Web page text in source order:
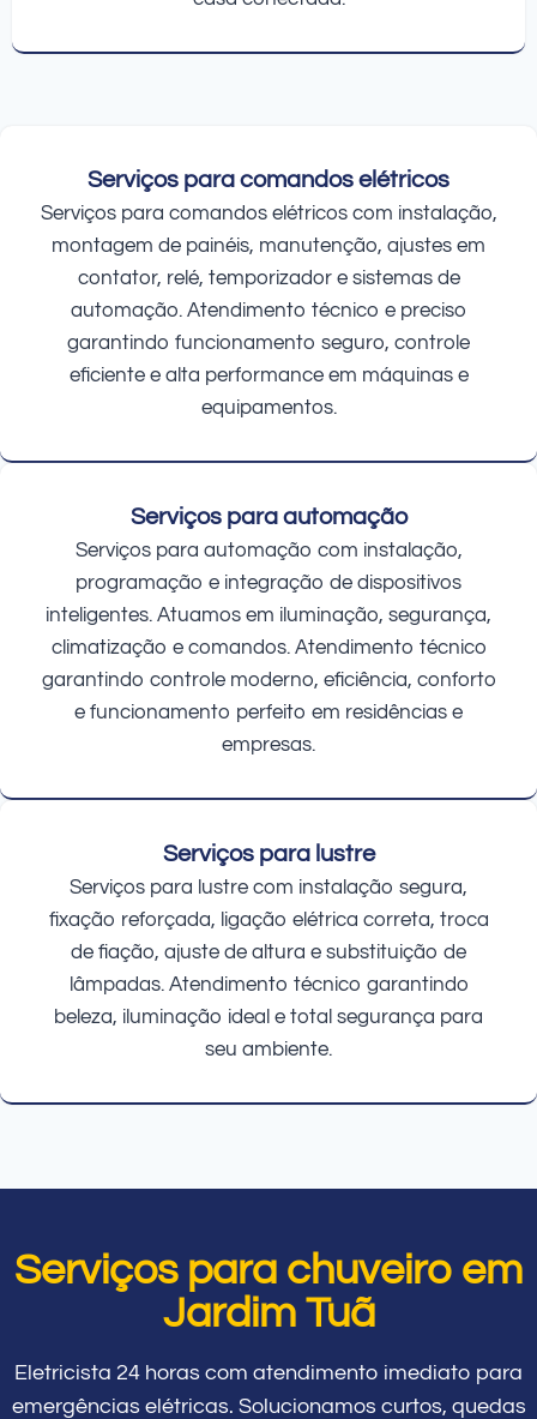
Serviços para comandos elétricos
Serviços para comandos elétricos com instalação,
montagem de painéis, manutenção, ajustes em
contator, relé, temporizador e sistemas de
automação. Atendimento técnico e preciso
garantindo funcionamento seguro, controle
eficiente e alta performance em máquinas e
equipamentos.
Serviços para automação
Serviços para automação com instalação,
programação e integração de dispositivos
inteligentes. Atuamos em iluminação, segurança,
climatização e comandos. Atendimento técnico
garantindo controle moderno, eficiência, conforto
e funcionamento perfeito em residências e
empresas.
Serviços para lustre
Serviços para lustre com instalação segura,
fixação reforçada, ligação elétrica correta, troca
de fiação, ajuste de altura e substituição de
lâmpadas. Atendimento técnico garantindo
beleza, iluminação ideal e total segurança para
seu ambiente.
Serviços para chuveiro em
Jardim Tuã
Eletricista 24 horas com atendimento imediato para
emergências elétricas. Solucionamos curtos, quedas